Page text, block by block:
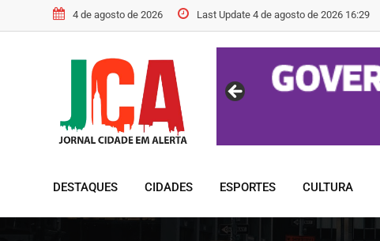
to
4 de agosto de 2026 Last Update 4 de agosto de 2026 16:29
DESTAQUES CIDADES ESPORTES CULTURA